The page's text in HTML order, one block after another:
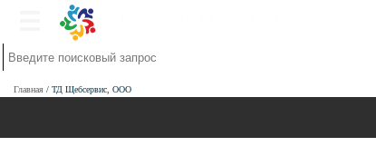
Главная ТД Щебсервис, ООО